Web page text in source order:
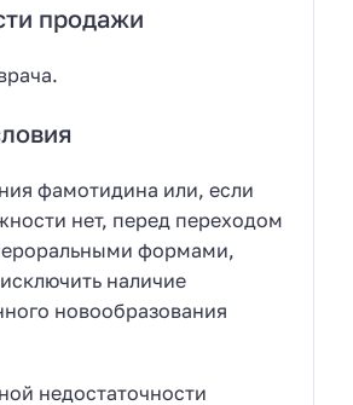
продажи
фамотидина или, если
нет, перед переходом
формами,
наличие
новообразования
недостаточности